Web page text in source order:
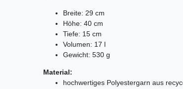
Breite: 29 cm
Höhe: 40 cm
Tiefe: 15 cm
Volumen: 17 l
Gewicht: 530 g
Material:
hochwertiges Polyestergarn aus